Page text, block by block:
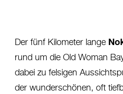
Der fünf Kilometer lange
rund um die Old Woman
dabei zu felsigen
der wunderschönen, oft